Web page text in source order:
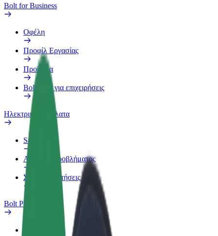
Bolt for Business
Οφέλη
Προφίλ Εργασίας
Προϊόντα
Bolt food για επιχειρήσεις
Ηλεκτρικά ποδήλατα
Safety Lab
Αναφορά προβλήματος
Συχνές Ερωτήσεις
Bolt Plus